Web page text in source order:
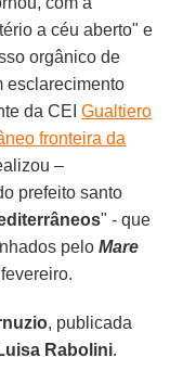
a céu aberto" e
orgânico de
esclarecimento
da CEIGualtiero
fronteira da
–
prefeito santo
" - que
peloMare
, publicada
Rabolini.